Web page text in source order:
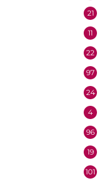
21
11
22
97
24
4
96
19
101